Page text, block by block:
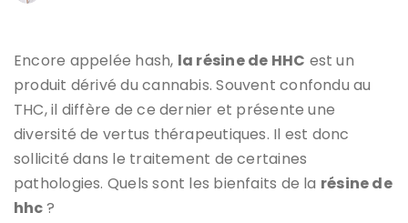
Encore appelée hash, la résine de HHC est un
produit dérivé du cannabis. Souvent confondu au
THC, il diffère de ce dernier et présente une
diversité de vertus thérapeutiques. Il est donc
sollicité dans le traitement de certaines
pathologies. Quels sont les bienfaits de la résine de
hhc?